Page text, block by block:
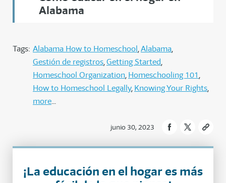
Alabama
Tags: Alabama How to Homeschool Alabama
Gestión de registros Getting Started
Homeschool Organization Homeschooling 101
How to Homeschool Legally Knowing Your Rights
more
junio 30, 2023
¡La educación en el hogar es más